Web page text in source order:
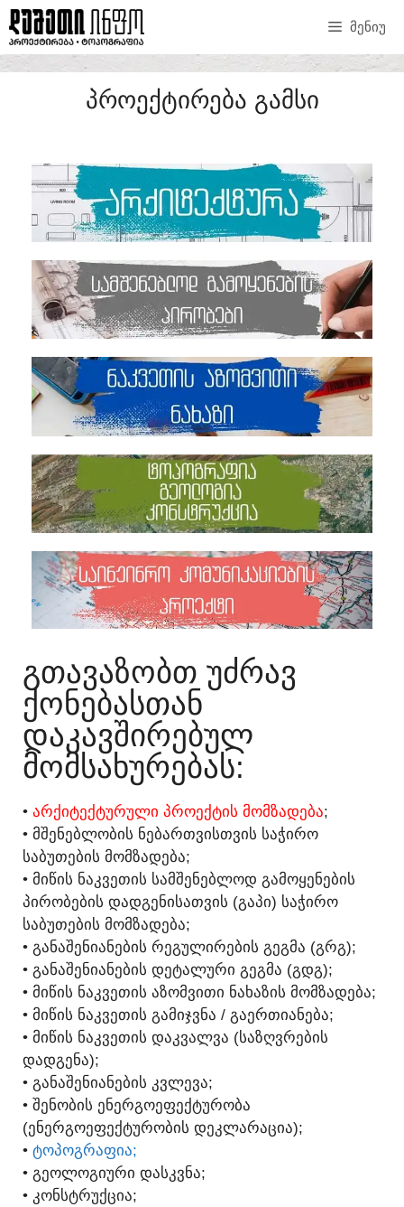
ᲛᲔᲜᲘᲣ
ᲞᲠᲝᲔᲥᲢᲘᲠᲔᲑᲐ ᲒᲐᲛᲡᲘ
ᲒᲗᲐᲕᲐᲖᲝᲑᲗ ᲣᲫᲠᲐᲕ
ᲥᲝᲜᲔᲑᲐᲡᲗᲐᲜ
ᲓᲐᲙᲐᲕᲨᲘᲠᲔᲑᲣᲚ
ᲛᲝᲛᲡᲐᲮᲣᲠᲔᲑᲐᲡ:​
• ᲐᲠᲥᲘᲢᲔᲥᲢᲣᲠᲣᲚᲘ ᲞᲠᲝᲔᲥᲢᲘᲡ ᲛᲝᲛᲖᲐᲓᲔᲑᲐ;
• ᲛᲨᲔᲜᲔᲑᲚᲝᲑᲘᲡ ᲜᲔᲑᲐᲠᲗᲕᲘᲡᲗᲕᲘᲡ ᲡᲐᲭᲘᲠᲝ
ᲡᲐᲑᲣᲗᲔᲑᲘᲡ ᲛᲝᲛᲖᲐᲓᲔᲑᲐ;
• ᲛᲘᲬᲘᲡ ᲜᲐᲙᲕᲔᲗᲘᲡ ᲡᲐᲛᲨᲔᲜᲔᲑᲚᲝᲓ ᲒᲐᲛᲝᲧᲔᲜᲔᲑᲘᲡ
ᲞᲘᲠᲝᲑᲔᲑᲘᲡ ᲓᲐᲓᲒᲔᲜᲘᲡᲐᲗᲕᲘᲡ (ᲒᲐᲞᲘ) ᲡᲐᲭᲘᲠᲝ
ᲡᲐᲑᲣᲗᲔᲑᲘᲡ ᲛᲝᲛᲖᲐᲓᲔᲑᲐ;
• ᲒᲐᲜᲐᲨᲔᲜᲘᲐᲜᲔᲑᲘᲡ ᲠᲔᲒᲣᲚᲘᲠᲔᲑᲘᲡ ᲒᲔᲒᲛᲐ (ᲒᲠᲒ);
• ᲒᲐᲜᲐᲨᲔᲜᲘᲐᲜᲔᲑᲘᲡ ᲓᲔᲢᲐᲚᲣᲠᲘ ᲒᲔᲒᲛᲐ (ᲒᲓᲒ);
• ᲛᲘᲬᲘᲡ ᲜᲐᲙᲕᲔᲗᲘᲡ ᲐᲖᲝᲛᲕᲘᲗᲘ ᲜᲐᲮᲐᲖᲘᲡ ᲛᲝᲛᲖᲐᲓᲔᲑᲐ;
• ᲛᲘᲬᲘᲡ ᲜᲐᲙᲕᲔᲗᲘᲡ ᲒᲐᲛᲘᲯᲕᲜᲐ / ᲒᲐᲔᲠᲗᲘᲐᲜᲔᲑᲐ;
• ᲛᲘᲬᲘᲡ ᲜᲐᲙᲕᲔᲗᲘᲡ ᲓᲐᲙᲕᲐᲚᲕᲐ (ᲡᲐᲖᲦᲕᲠᲔᲑᲘᲡ
ᲓᲐᲓᲒᲔᲜᲐ);
• ᲒᲐᲜᲐᲨᲔᲜᲘᲐᲜᲔᲑᲘᲡ ᲙᲕᲚᲔᲕᲐ;
• ᲨᲔᲜᲝᲑᲘᲡ ᲔᲜᲔᲠᲒᲝᲔᲤᲔᲥᲢᲣᲠᲝᲑᲐ
(ᲔᲜᲔᲠᲒᲝᲔᲤᲔᲥᲢᲣᲠᲝᲑᲘᲡ ᲓᲔᲙᲚᲐᲠᲐᲪᲘᲐ);
• ᲢᲝᲞᲝᲒᲠᲐᲤᲘᲐ;
• ᲒᲔᲝᲚᲝᲒᲘᲣᲠᲘ ᲓᲐᲡᲙᲕᲜᲐ;
• ᲙᲝᲜᲡᲢᲠᲣᲥᲪᲘᲐ;